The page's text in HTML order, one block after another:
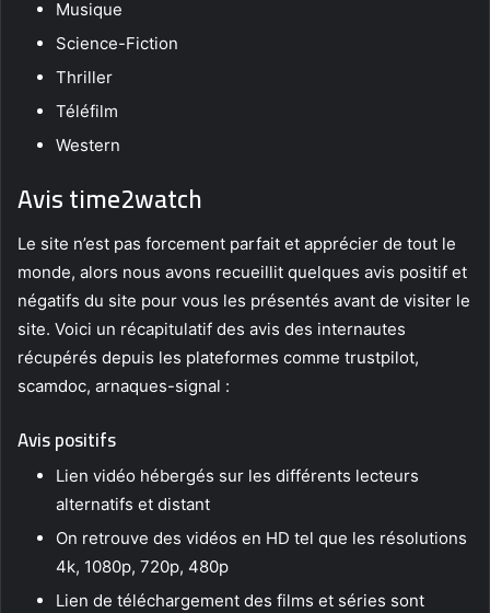
Musique
Science-Fiction
Thriller
Téléfilm
Western
Avis time2watch
Le site n’est pas forcement parfait et apprécier de tout le
monde, alors nous avons recueillit quelques avis positif et
négatifs du site pour vous les présentés avant de visiter le
site. Voici un récapitulatif des avis des internautes
récupérés depuis les plateformes comme trustpilot,
scamdoc, arnaques-signal :
Avis positifs
Lien vidéo hébergés sur les différents lecteurs
alternatifs et distant
On retrouve des vidéos en HD tel que les résolutions
4k, 1080p, 720p, 480p
Lien de téléchargement des films et séries sont